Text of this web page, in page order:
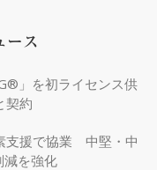
ース
」を初ライセンス供
契約
支援で協業 中堅・中
減を強化